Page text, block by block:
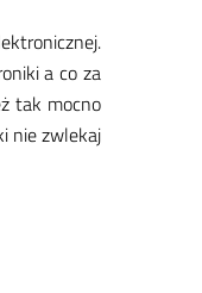
a co za
tak moc­no
nie zwle­kaj